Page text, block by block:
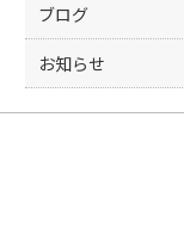
ブログ
お知らせ